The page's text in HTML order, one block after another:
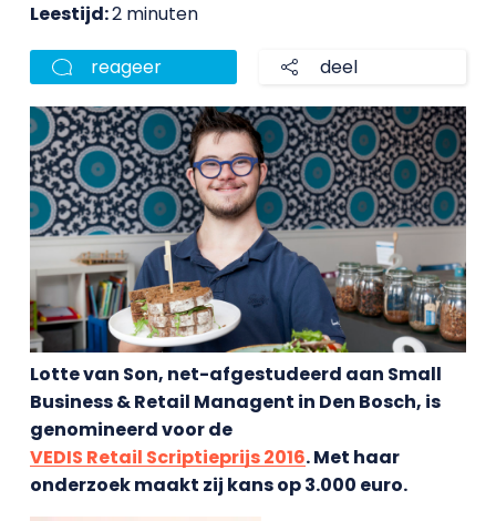
Leestijd:2 minuten
reageer deel
Lotte van Son, net-afgestudeerd aan Small
Business & Retail Managent in Den Bosch, is
genomineerd voor de
VEDIS Retail Scriptieprijs 2016. Met haar
onderzoek maakt zij kans op 3.000 euro.